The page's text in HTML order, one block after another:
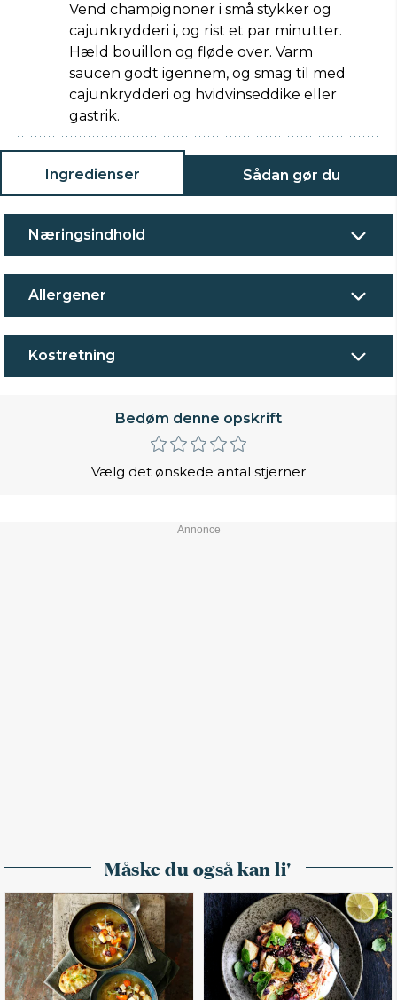
Vend champignoner i små stykker og
cajunkrydderi i, og rist et par minutter.
Hæld bouillon og fløde over. Varm
saucen godt igennem, og smag til med
cajunkrydderi og hvidvinseddike eller
gastrik.
Ingredienser Sådan gør du
Næringsindhold
Allergener
Kostretning
Bedøm denne opskrift
Vælg det ønskede antal stjerner
Måske du også kan li'